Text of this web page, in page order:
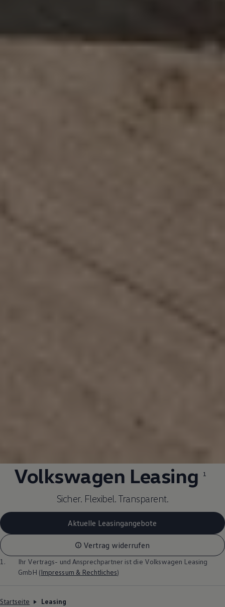
Volkswagen Leasing 1
Sicher. Flexibel. Transparent.
Aktuelle Leasingangebote
Vertrag widerrufen
1. Ihr Vertrags- und Ansprechpartner ist die Volkswagen Leasing
GmbH (Impressum & Rechtliches)
Startseite Leasing